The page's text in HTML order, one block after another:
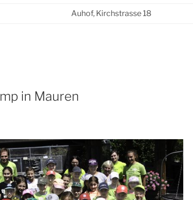
Auhof, Kirchstrasse 18
in Mauren